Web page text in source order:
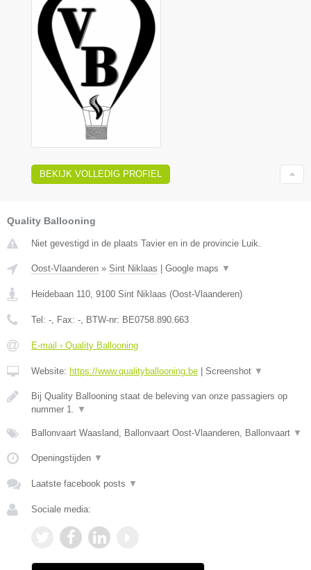
BEKIJK VOLLEDIG PROFIEL
Quality Ballooning
Niet gevestigd in de plaats Tavier en in de provincie Luik.
Oost-Vlaanderen » Sint Niklaas Google maps ▼
Heidebaan 110 9100 Sint Niklaas (Oost-Vlaanderen)
Tel: - , Fax: - , BTW-nr: BE0758.890.663
E-mail › Quality Ballooning
Website: https://www.qualityballooning.be Screenshot ▼
Bij Quality Ballooning staat de beleving van onze passagiers op
nummer 1.
▼
Ballonvaart Waasland, Ballonvaart Oost-Vlaanderen, Ballonvaart ▼
Openingstijden ▼
Laatste facebook posts ▼
Sociale media: